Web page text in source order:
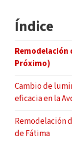
Índice
Remodelación
Próximo)
Cambio de
eficacia en la
Remodelación
de Fátima